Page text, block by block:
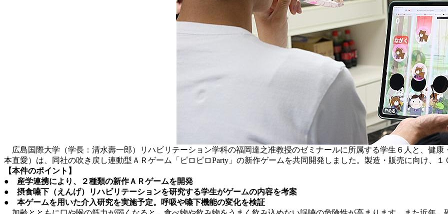
広島国際大学（学長：清水壽一郎）リハビリテーション学科の福岡達之准教授のゼミナールに所属する学生６人と、健
本直愛）は、同社の吹き戻し連動型ＡＲゲーム「ピロピロParty」の新作ゲームを共同開発しました。製造・販売に向け、
【本件のポイント】
● 産学連携により、２種類の新作ＡＲゲームを開発
● 摂食嚥下（えんげ）リハビリテーションを研究する学生がゲームの内容を考案
● 本ゲームを用いた介入研究を実施予定。呼吸や嚥下機能の変化を検証